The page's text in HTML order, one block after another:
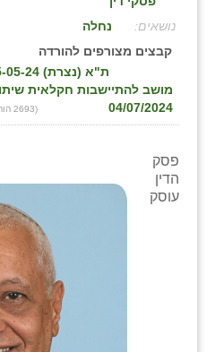
:
נחלה
קבצים מצורפים להורדה
מושב להתיישבות חקלאית
04/07/2024
(2693 הורדות)
פסק
הדין
עוסק
בני ציון
בצרה
בקעות
גן הדרום
גן השומרון